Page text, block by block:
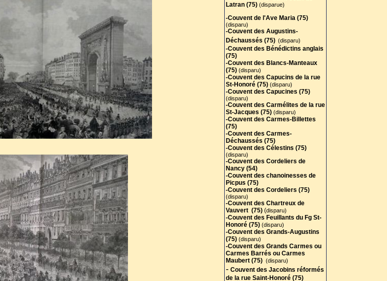
Latran (75) (disparue)
-Couvent de l'Ave Maria (75)
(disparu)
-Couvent des Augustins-
Déchaussés (75) (disparu)
-Couvent des Bénédictins anglais
(75)
-Couvent des Blancs-Manteaux
(75) (disparu)
-Couvent des Capucins de la rue
St-Honoré (75) (disparu)
-Couvent des Capucines (75)
(disparu)
-Couvent des Carmélites de la rue
St-Jacques (75) (disparu)
-Couvent des Carmes-Billettes
(75)
-Couvent des Carmes-
Déchaussés (75)
-Couvent des Célestins (75)
(disparu)
-Couvent des Cordeliers de
Nancy (54)
-Couvent des chanoinesses de
Picpus (75)
-Couvent des Cordeliers (75)
(disparu)
-Couvent des Chartreux de
Vauvert (75) (disparu)
-Couvent des Feuillants du Fg St-
Honoré (75) (disparu)
-Couvent des Grands-Augustins
(75) (disparu)
-Couvent des Grands Carmes ou
Carmes Barrés ou Carmes
Maubert (75) (disparu)
- Couvent des Jacobins réformés
de la rue Saint-Honoré (75)